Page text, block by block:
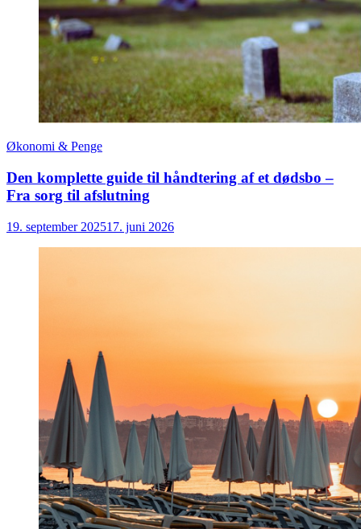
Økonomi & Penge
Den komplette guide til håndtering af et dødsbo –
Fra sorg til afslutning
19. september 202517. juni 2026